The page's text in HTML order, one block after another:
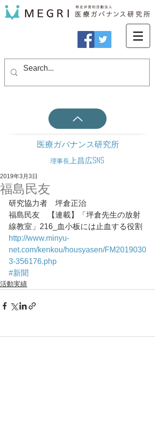
医療ガバナンス研究所
理事長 上昌広SNS
福島民友
2019年3月3日
研究協力者　坪倉正治
福島民友　【連載】「坪倉先生の放射
線教室」216_血小板には止血する役割
http://www.minyu-
net.com/kenkou/housyasen/FM2019030
3-356176.php
#新聞
活動実績